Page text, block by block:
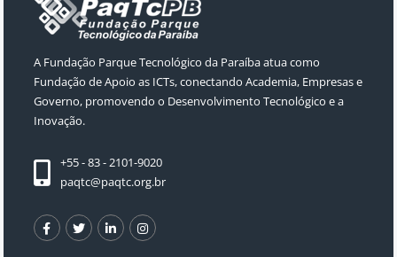
A Fundação Parque Tecnológico da Paraíba atua como
Fundação de Apoio as ICTs, conectando Academia, Empresas e
Governo, promovendo o Desenvolvimento Tecnológico e a
Inovação.
+55 - 83 - 2101-9020
paqtc@paqtc.org.br